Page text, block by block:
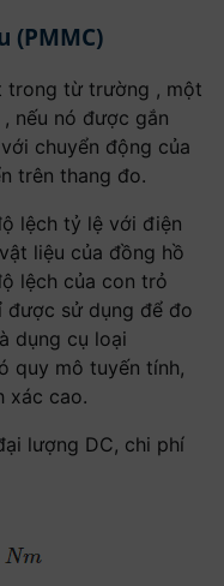
(PMMC)
trong từ trường , một
nếu nó được gắn
chuyển động của
trên thang đo.
lệch tỷ lệ với điện
liệu của đồng hồ
lệch của con trỏ
được sử dụng để đo
dụng cụ loại
quy mô tuyến tính,
xác cao.
lượng DC, chi phí